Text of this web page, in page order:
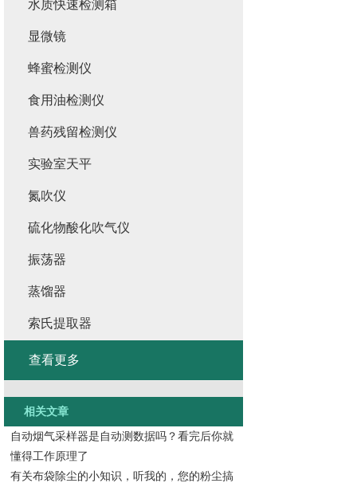
水质快速检测箱
显微镜
蜂蜜检测仪
食用油检测仪
兽药残留检测仪
实验室天平
氮吹仪
硫化物酸化吹气仪
振荡器
蒸馏器
索氏提取器
查看更多
相关文章
自动烟气采样器是自动测数据吗？看完后你就
懂得工作原理了
有关布袋除尘的小知识，听我的，您的粉尘搞